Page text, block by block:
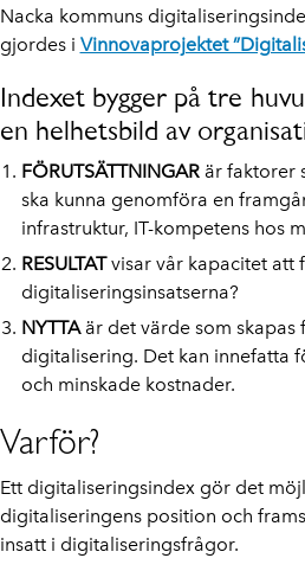
Nacka kommuns
gjordes i Vinnovaprojektet
Indexet bygger på tre
en helhetsbild av
FÖRUTSÄTTNINGARär faktorer
ska kunna genomföra en
infrastruktur, IT-kompetens hos
RESULTATvisar vår kapacitet att
digitaliseringsinsatserna?
NYTTAär det värde som skapas
digitalisering. Det kan innefatta
och minskade kostnader.
Varför?
Ett digitaliseringsindex gör det
digitaliseringens position och
insatt i digitaliseringsfrågor.